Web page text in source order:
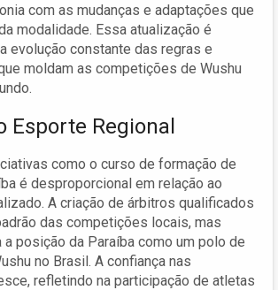
com as mudanças e adaptações que
modalidade. Essa atualização é
evolução constante das regras e
moldam as competições de Wushu
Esporte Regional
como o curso de formação de
é desproporcional em relação ao
A criação de árbitros qualificados
das competições locais, mas
posição da Paraíba como um polo de
no Brasil. A confiança nas
refletindo na participação de atletas